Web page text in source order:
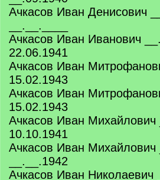
Ачкасов Иван Денисович
__.__.____
Ачкасов Иван Иванович
22.06.1941
Ачкасов Иван
15.02.1943
Ачкасов Иван
15.02.1943
Ачкасов Иван Михайлович
10.10.1941
Ачкасов Иван Михайлович
__.__.1942
Ачкасов Иван Николаевич